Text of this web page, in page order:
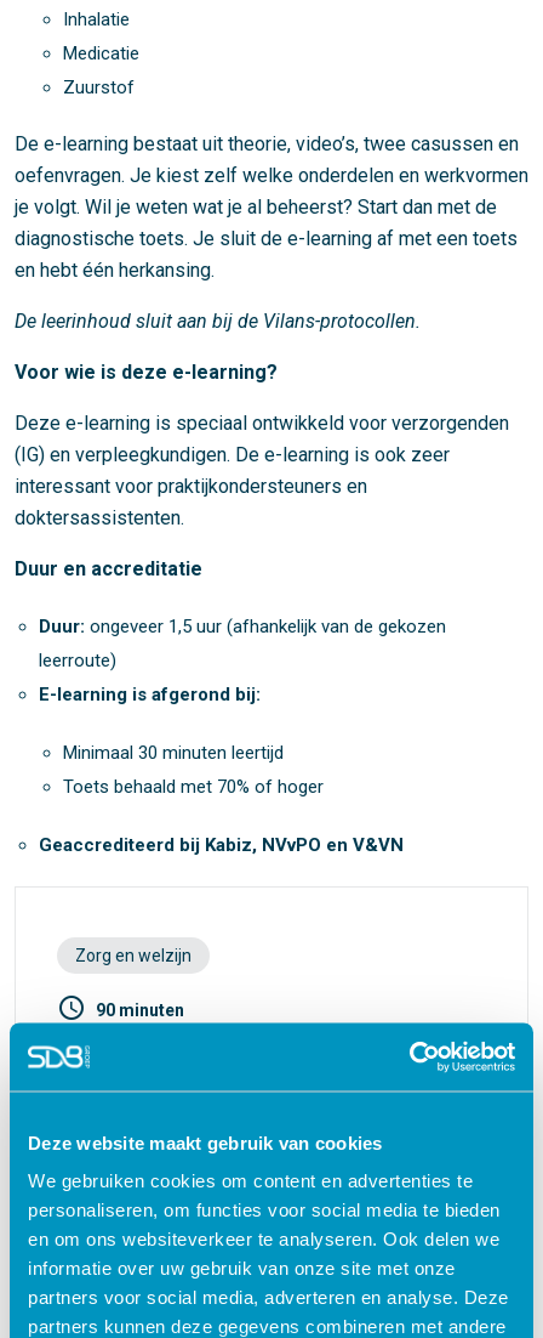
Deze website maakt gebruik van cookies
We gebruiken cookies om content en advertenties te
personaliseren, om functies voor social media te bieden
en om ons websiteverkeer te analyseren. Ook delen we
informatie over uw gebruik van onze site met onze
partners voor social media, adverteren en analyse. Deze
partners kunnen deze gegevens combineren met andere
Inhalatie
Medicatie
Zuurstof
De e-learning bestaat uit theorie, video’s, twee casussen en
oefenvragen. Je kiest zelf welke onderdelen en werkvormen
je volgt. Wil je weten wat je al beheerst? Start dan met de
diagnostische toets. Je sluit de e-learning af met een toets
en hebt één herkansing.
De leerinhoud sluit aan bij de Vilans-protocollen.
Voor wie is deze e-learning?
Deze e-learning is speciaal ontwikkeld voor verzorgenden
(IG) en verpleegkundigen. De e-learning is ook zeer
interessant voor praktijkondersteuners en
doktersassistenten.
Duur en accreditatie
Duur: ongeveer 1,5 uur (afhankelijk van de gekozen
leerroute)
E-learning is afgerond bij:
Minimaal 30 minuten leertijd
Toets behaald met 70% of hoger
Geaccrediteerd bij Kabiz, NVvPO en V&VN
Zorg en welzijn
access_time 90 minuten
check
Certificaat
€ 27,50 shopping_cart